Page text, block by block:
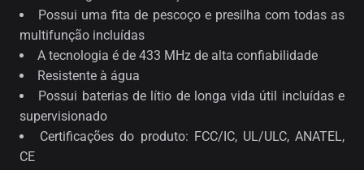
Possui uma fita de pescoço e presilha com todas as
multifunção incluídas
A tecnologia é de 433 MHz de alta confiabilidade
Resistente à água
Possui baterias de lítio de longa vida útil incluídas e
supervisionado
Certificações do produto: FCC/IC, UL/ULC, ANATEL,
CE